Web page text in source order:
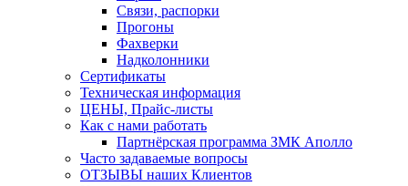
Связи, распорки
Прогоны
Фахверки
Надколонники
Сертификаты
Техническая информация
ЦЕНЫ, Прайс-листы
Как с нами работать
Партнёрская программа ЗМК Аполло
Часто задаваемые вопросы
ОТЗЫВЫ наших Клиентов